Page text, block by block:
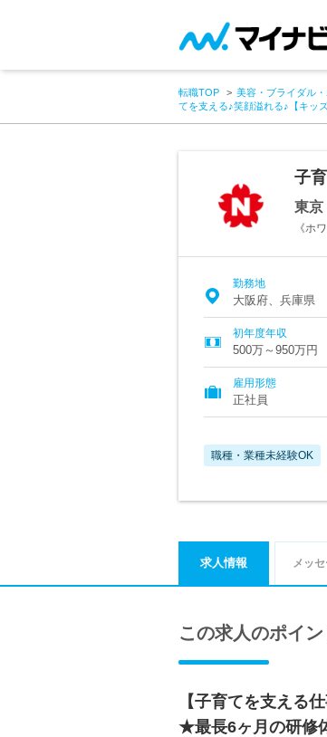
転職TOP 美容・ブライダル
てを支える♪笑顔溢れる♪【キッ
子
東京
《ホ
勤務地
大阪府、兵庫県
初年度年収
500万～950万円
雇用形態
正社員
職種・業種未経験OK
求人情報 メッ
この求人のポイン
【子育てを支える
★最長6ヶ月の研修